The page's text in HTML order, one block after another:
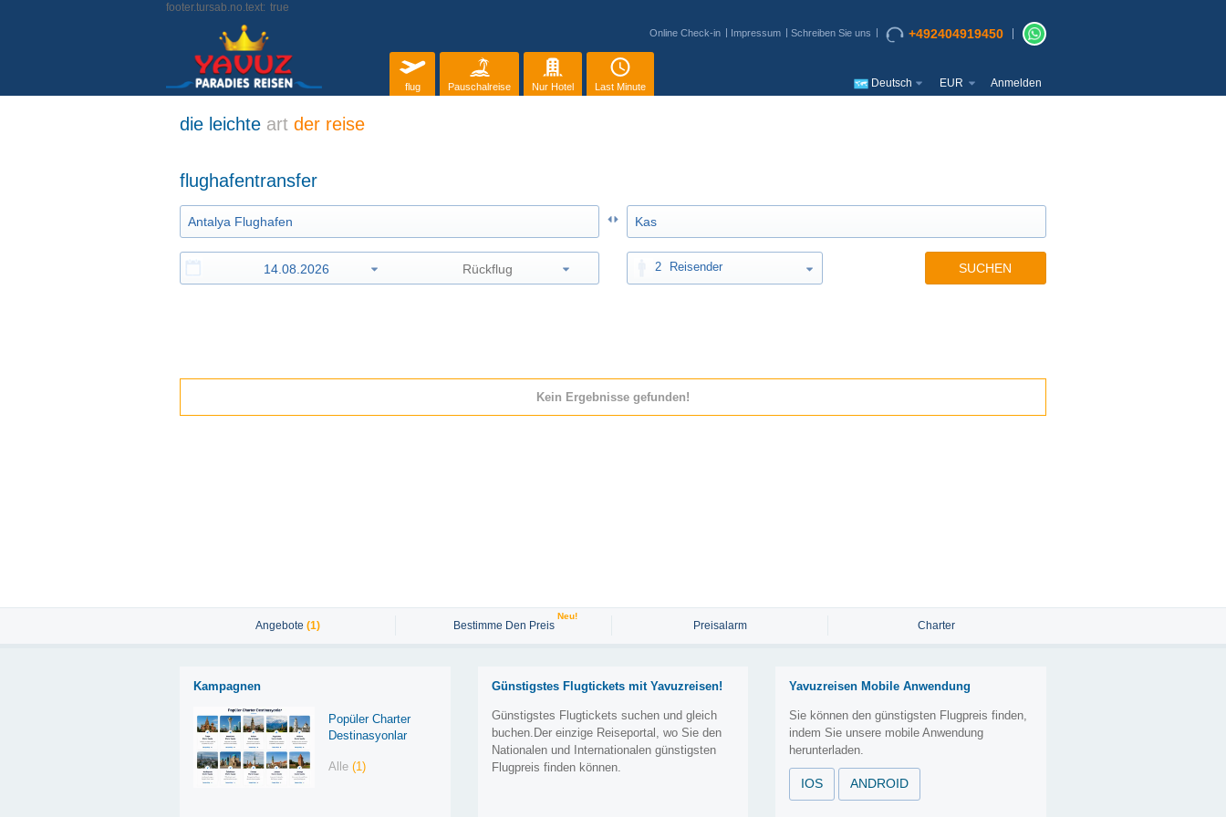
footer.tursab.no.text: true
Online Check-in Impressum Schreiben Sie uns +492404919450
flug Pauschalreise Nur Hotel Last Minute Deutsch EUR Anmelden
die leichte art der reise
flughafentransfer
2 Reisender SUCHEN
Kein Ergebnisse gefunden!
Angebote (1) Bestimme Den Preis
Neu!
Preisalarm Charter
Kampagnen
Popüler Charter
Destinasyonlar
Alle(1)
Günstigstes Flugtickets mit Yavuzreisen!
Günstigstes Flugtickets suchen und gleich
buchen.Der einzige Reiseportal, wo Sie den
Nationalen und Internationalen günstigsten
Flugpreis finden können.
Yavuzreisen Mobile Anwendung
Sie können den günstigsten Flugpreis finden,
indem Sie unsere mobile Anwendung
herunterladen.
IOS ANDROID